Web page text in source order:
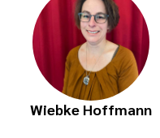
Wiebke Hoffmann